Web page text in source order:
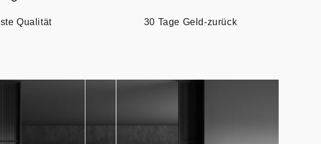
Qualität 30 Tage Geld-zurück